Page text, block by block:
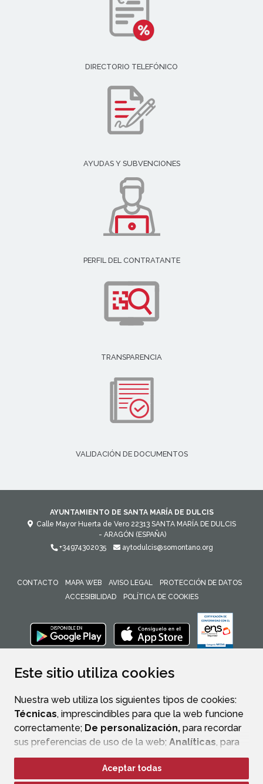
Este sitio utiliza cookies
Nuestra web utiliza los siguientes tipos de cookies:
Técnicas, imprescindibles para que la web funcione
correctamente; De personalización, para recordar
sus preferencias de uso de la web; Analíticas, para
mejorar el funcionamiento de la web y sus servicios.
Si acepta pulsando el botón“Aceptar todas”
Aceptar todas
DIRECTORIO TELEFÓNICO
AYUDAS Y SUBVENCIONES
PERFIL DEL CONTRATANTE
TRANSPARENCIA
VALIDACIÓN DE DOCUMENTOS
AYUNTAMIENTO DE SANTA MARÍA DE DULCIS
Calle Mayor Huerta de Vero 22313 SANTA MARÍA DE DULCIS
- ARAGÓN (ESPAÑA)
+34974302035
aytodulcis@somontano.org
CONTACTO MAPA WEB AVISO LEGAL
PROTECCIÓN DE DATOS
ACCESIBILIDAD
POLÍTICA DE COOKIES